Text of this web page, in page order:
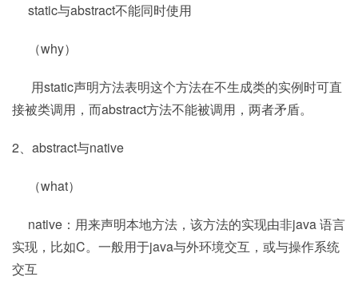
static与abstract不能同时使用
（why）
用static声明方法表明这个方法在不生成类的实例时可直
接被类调用，而abstract方法不能被调用，两者矛盾。
2、abstract与native
（what）
native：用来声明本地方法，该方法的实现由非java 语言
实现，比如C。一般用于java与外环境交互，或与操作系统
交互